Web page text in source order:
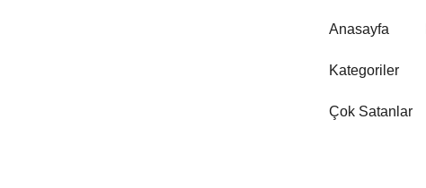
Anasayfa
Kategoriler
Çok Satanlar